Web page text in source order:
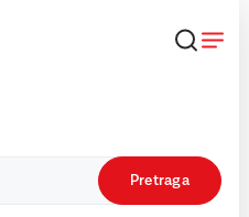
Pretraga